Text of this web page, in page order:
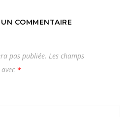
COMMENTAIRE
pas publiée. Les champs
*